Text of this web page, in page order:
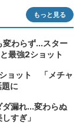
もっと見る
わらず...スター
最強2ショット
ョット 「メチャ
に
漏れ...変わらぬ
すぎ」